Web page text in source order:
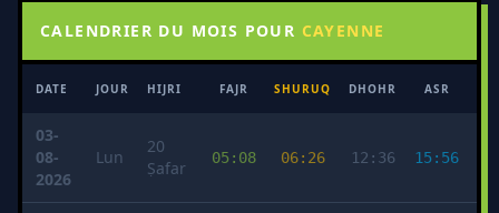
CALENDRIER DU MOIS POUR CAYENNE
DATE JOUR HIJRI FAJR SHURUQ DHOHR ASR
03-
08-
2026
Lun
20
Ṣafar
05:08 06:26 12:36 15:56